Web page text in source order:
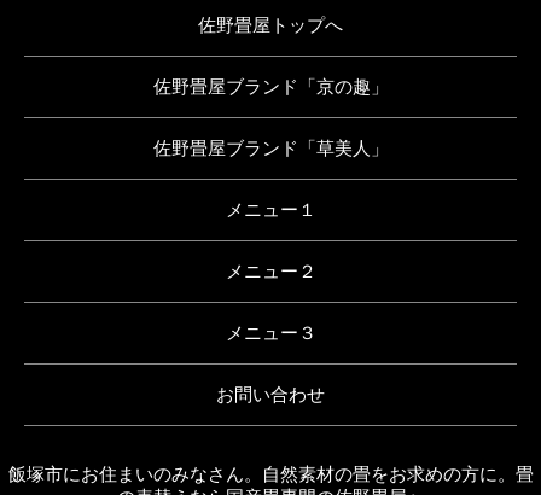
飯塚市にお住まいのみなさん。自然素材の畳をお求めの方に。畳
佐野畳屋トップへ
佐野畳屋ブランド「京の趣」
佐野畳屋ブランド「草美人」
メニュー１
メニュー２
メニュー３
お問い合わせ